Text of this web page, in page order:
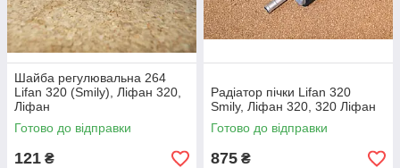
Шайба регулювальна 264
Lifan 320 (Smily), Ліфан 320,
Ліфан
Готово до відправки
121 ₴
Радіатор пічки Lifan 320
Smily, Ліфан 320, 320 Ліфан
Готово до відправки
875 ₴